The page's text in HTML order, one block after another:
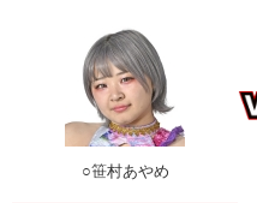
○笹村あやめ